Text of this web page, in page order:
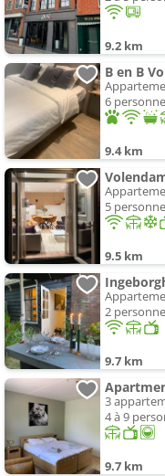
9.2 km
B en B
6
9.4 km
5
9.5 km
2
9.7 km
3
4 à 9
9.7 km